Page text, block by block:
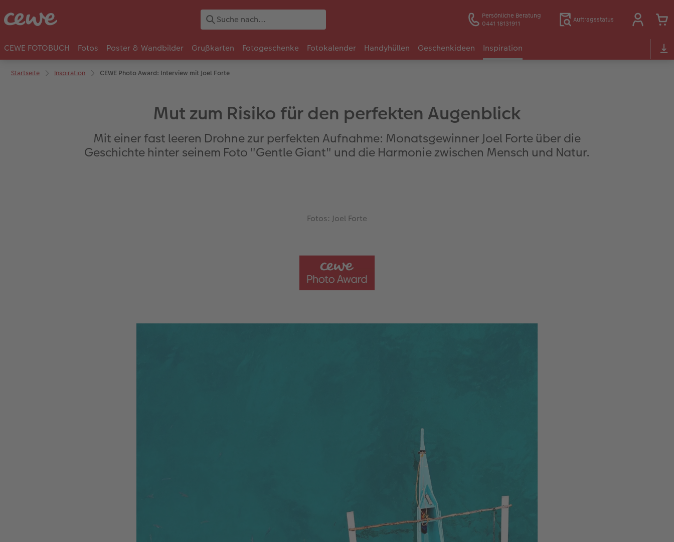
Persönliche Beratung
0441 18131911
Auftragsstatus
CEWE FOTOBUCH Fotos Poster & Wandbilder Grußkarten Fotogeschenke Fotokalender Handyhüllen Geschenkideen Inspiration
Startseite Inspiration CEWE Photo Award: Interview mit Joel Forte
Mut zum Risiko für den perfekten Augenblick
Mit einer fast leeren Drohne zur perfekten Aufnahme: Monatsgewinner Joel Forte über die
Geschichte hinter seinem Foto "Gentle Giant" und die Harmonie zwischen Mensch und Natur.
Fotos: Joel Forte